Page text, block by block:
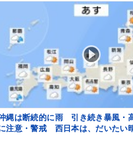
縄は断続的に雨 引き続き暴風・
注意・警戒 西日本は、だいたい